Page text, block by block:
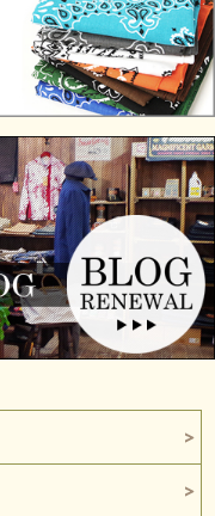
COZUN T-Shirt